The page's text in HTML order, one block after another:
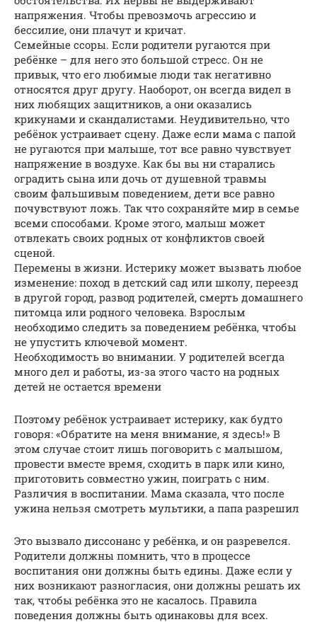
напряжения. Чтобы превозмочь агрессию и
бессилие, они плачут и кричат.
Семейные ссоры. Если родители ругаются при
ребёнке – для него это большой стресс. Он не
привык, что его любимые люди так негативно
относятся друг другу. Наоборот, он всегда видел в
них любящих защитников, а они оказались
крикунами и скандалистами. Неудивительно, что
ребёнок устраивает сцену. Даже если мама с папой
не ругаются при малыше, тот все равно чувствует
напряжение в воздухе. Как бы вы ни старались
оградить сына или дочь от душевной травмы
своим фальшивым поведением, дети все равно
почувствуют ложь. Так что сохраняйте мир в семье
всеми способами. Кроме этого, малыш может
отвлекать своих родных от конфликтов своей
сценой.
Перемены в жизни. Истерику может вызвать любое
изменение: поход в детский сад или школу, переезд
в другой город, развод родителей, смерть домашнего
питомца или родного человека. Взрослым
необходимо следить за поведением ребёнка, чтобы
не упустить ключевой момент.
Необходимость во внимании. У родителей всегда
много дел и работы, из-за этого часто на родных
детей не остается времени
Поэтому ребёнок устраивает истерику, как будто
говоря: «Обратите на меня внимание, я здесь!» В
этом случае стоит лишь поговорить с малышом,
провести вместе время, сходить в парк или кино,
приготовить совместно ужин, поиграть с ним.
Различия в воспитании. Мама сказала, что после
ужина нельзя смотреть мультики, а папа разрешил
Это вызвало диссонанс у ребёнка, и он разревелся.
Родители должны помнить, что в процессе
воспитания они должны быть едины. Даже если у
них возникают разногласия, они должны решать их
так, чтобы ребёнка это не касалось. Правила
поведения должны быть одинаковы для всех.